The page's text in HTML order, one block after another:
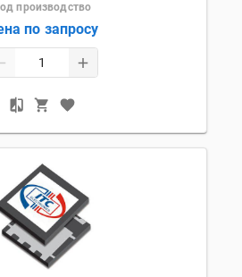
производство
по запросу